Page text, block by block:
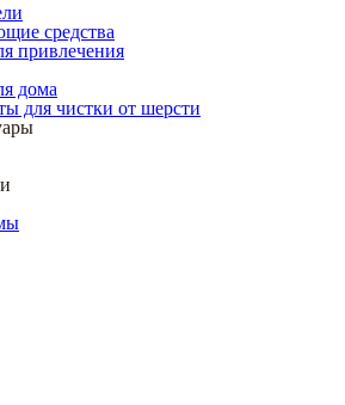
средства
привлечения
дома
для чистки от шерсти